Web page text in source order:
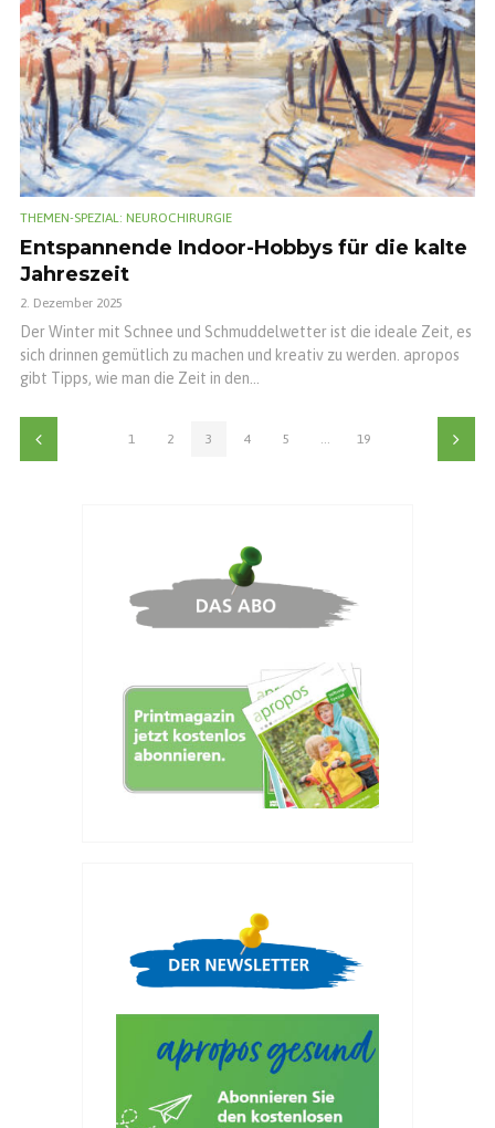
THEMEN-SPEZIAL: NEUROCHIRURGIE
Entspannende Indoor-Hobbys für die kalte
Jahreszeit
2. Dezember 2025
Der Winter mit Schnee und Schmuddelwetter ist die ideale Zeit, es
sich drinnen gemütlich zu machen und kreativ zu werden. apropos
gibt Tipps, wie man die Zeit in den...
1 2 3 4 5 … 19